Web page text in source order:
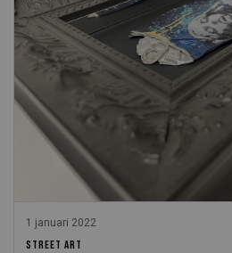
1 januari 2022
STREET ART